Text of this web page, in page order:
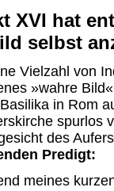
XVI hat
selbst
Vielzahl von
»wahre
in Rom
spurlos
des
Predigt:
meines